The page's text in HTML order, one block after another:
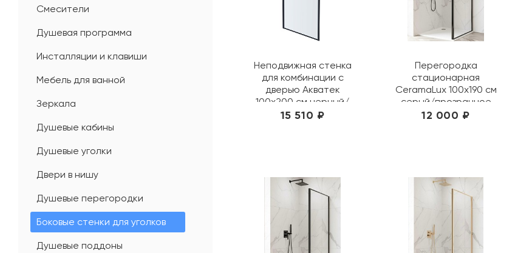
Смесители
Душевая программа
Инсталляции и клавиши
Мебель для ванной
Зеркала
Душевые кабины
Душевые уголки
Двери в нишу
Душевые перегородки
Боковые стенки для уголков
Душевые поддоны
Сортировать по
Дате
Неподвижная стенка
для комбинации с
дверью Акватек
100х200 см черный/
прозрачное AQ ARI WA
15 510 ₽
Перегородка
стационарная
CeramaLux 100х190 см
серый/прозрачное
CL100QG GREY
12 000 ₽